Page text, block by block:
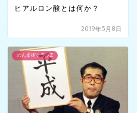
ヒアルロン酸とは何か？
2019年5月8日
のん柔術クラブZ